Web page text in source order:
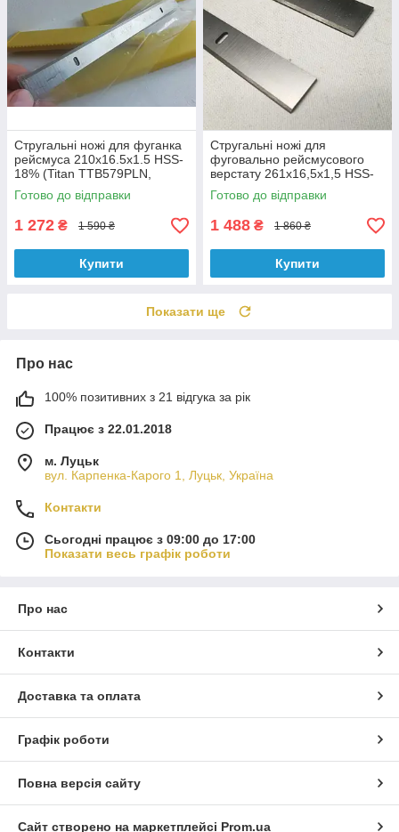
Стругальні ножі для фуганка
рейсмуса 210x16.5x1.5 HSS-
18% (Titan TTB579PLN,
Erbauer ERB052BTE, Einhell)
Sturm
Готово до відправки
1 272 ₴ 1 590 ₴
Купити
Стругальні ножі для
фуговально рейсмусового
верстату 261x16,5x1,5 HSS-
18% (JET JPT-10B) JET
707411
Готово до відправки
1 488 ₴ 1 860 ₴
Купити
Показати ще
Про нас
100% позитивних з 21 відгука за рік
Працює з 22.01.2018
м. Луцьк
вул. Карпенка-Карого 1, Луцьк, Україна
Контакти
Сьогодні працює з 09:00 до 17:00
Показати весь графік роботи
Про нас
Контакти
Доставка та оплата
Графік роботи
Повна версія сайту
Сайт створено на маркетплейсі Prom.ua